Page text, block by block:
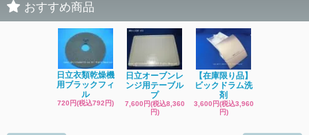
おすすめ商品
日立衣類乾燥機
用ブラックフィ
ル
720円(税込792円)
日立オーブンレ
ンジ用テーブル
プ
7,600円(税込8,360
円)
【在庫限り品】
ビックドラム洗
剤
3,600円(税込3,960
円)